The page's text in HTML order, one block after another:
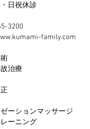
日祝休診
3200
family.com
治療
ゼーションマッサージ
レーニング